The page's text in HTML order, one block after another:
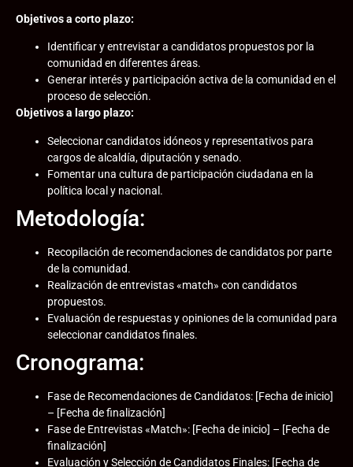
Objetivos a corto plazo:
Identificar y entrevistar a candidatos propuestos por la
comunidad en diferentes áreas.
Generar interés y participación activa de la comunidad en el
proceso de selección.
Objetivos a largo plazo:
Seleccionar candidatos idóneos y representativos para
cargos de alcaldía, diputación y senado.
Fomentar una cultura de participación ciudadana en la
política local y nacional.
Metodología:
Recopilación de recomendaciones de candidatos por parte
de la comunidad.
Realización de entrevistas «match» con candidatos
propuestos.
Evaluación de respuestas y opiniones de la comunidad para
seleccionar candidatos finales.
Cronograma:
Fase de Recomendaciones de Candidatos: [Fecha de inicio]
– [Fecha de finalización]
Fase de Entrevistas «Match»: [Fecha de inicio] – [Fecha de
finalización]
Evaluación y Selección de Candidatos Finales: [Fecha de